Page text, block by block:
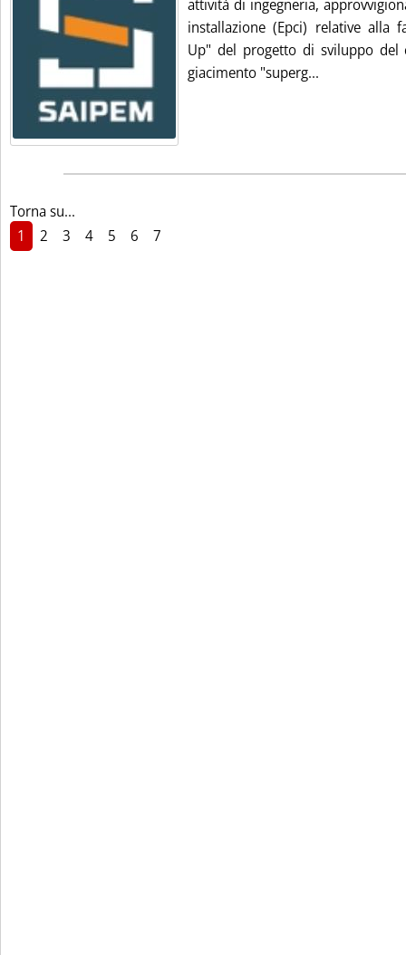
attività di ingegneria,
installazione (Epci) relative alla
Up" del progetto di sviluppo del
giacimento "superg...
Torna su...
1
2 3 4 5 6 7